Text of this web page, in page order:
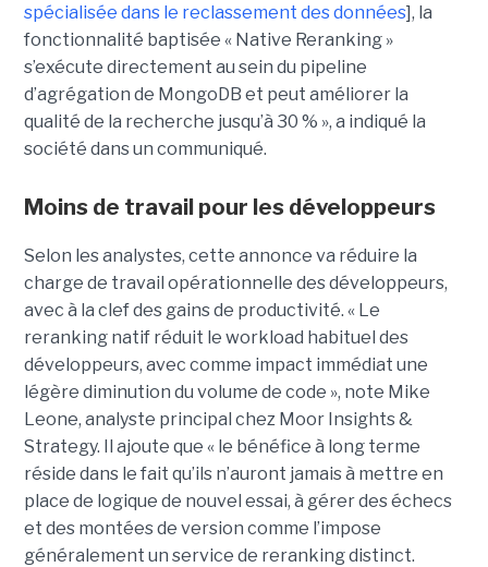
spécialisée dans le reclassement des données], la
fonctionnalité baptisée « Native Reranking »
s’exécute directement au sein du pipeline
d’agrégation de MongoDB et peut améliorer la
qualité de la recherche jusqu’à 30 % », a indiqué la
société dans un communiqué.
Moins de travail pour les développeurs
Selon les analystes, cette annonce va réduire la
charge de travail opérationnelle des développeurs,
avec à la clef des gains de productivité. « Le
reranking natif réduit le workload habituel des
développeurs, avec comme impact immédiat une
légère diminution du volume de code », note Mike
Leone, analyste principal chez Moor Insights &
Strategy. Il ajoute que « le bénéfice à long terme
réside dans le fait qu’ils n’auront jamais à mettre en
place de logique de nouvel essai, à gérer des échecs
et des montées de version comme l’impose
généralement un service de reranking distinct.